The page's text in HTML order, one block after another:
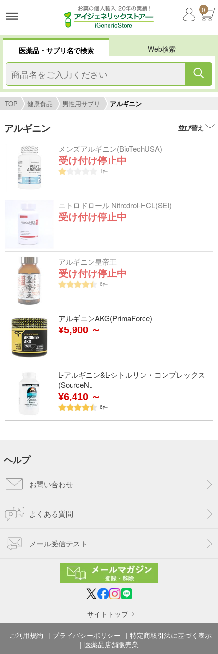
0
医薬品・サプリ名で検索 Web検索
TOP 健康食品 男性用サプリ アルギニン
アルギニン 並び替え
メンズアルギニン(BioTechUSA)
受け付け停止中
1件
ニトロドロール Nitrodrol-HCL(SEI)
受け付け停止中
アルギニン皇帝王
受け付け停止中
6件
アルギニンAKG(PrimaForce)
¥5,900 ～
L-アルギニン&L-シトルリン・コンプレックス
(SourceN..
¥6,410 ～
6件
ヘルプ
お問い合わせ
よくある質問
メール受信テスト
サイトトップ
ご利用規約 プライバシーポリシー
特定商取引法に基づく表示
医薬品店舗販売業